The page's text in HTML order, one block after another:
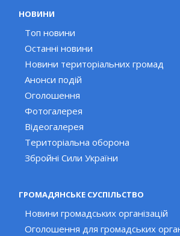
НОВИНИ
Топ новини
Останні новини
Новини територіальних громад
Анонси подій
Оголошення
Фотогалерея
Відеогалерея
Територіальна оборона
Збройні Сили України
ГРОМАДЯНСЬКЕ СУСПІЛЬСТВО
Новини громадських організацій
Оголошення для громадських